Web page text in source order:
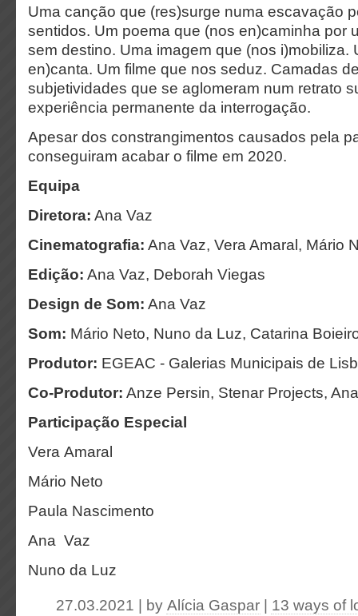
Uma canção que (res)surge numa escavação
sentidos. Um poema que (nos en)caminha por
sem destino. Uma imagem que (nos i)mobiliza.
en)canta. Um filme que nos seduz. Camadas
subjetividades que se aglomeram num retrato
experiência permanente da interrogação.
Apesar dos constrangimentos causados pela
conseguiram acabar o filme em 2020.
Equipa
Diretora: Ana Vaz
Cinematografia: Ana Vaz, Vera Amaral, Mário
Edição: Ana Vaz, Deborah Viegas
Design de Som: Ana Vaz
Som: Mário Neto, Nuno da Luz, Catarina
Produtor: EGEAC - Galerias Municipais de
Co-Produtor: Anze Persin, Stenar Projects,
Participação Especial
Vera Amaral
Mário Neto
Paula Nascimento
Ana Vaz
Nuno da Luz
27.03.2021 | by Alícia Gaspar 13 ways of